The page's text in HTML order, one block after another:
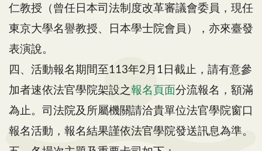
仁教授（曾任日本司法制度改革審議會委員，現任
東京大學名譽教授、日本學士院會員），亦來臺發
表演說。
四、活動報名期間至113年2月1日截止，請有意參
加者速依法官學院架設之報名頁面分流報名，額滿
為止。司法院及所屬機關請洽貴單位法官學院窗口
報名活動，報名結果謹依法官學院發送訊息為準。